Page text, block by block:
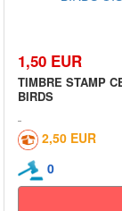
1,50 EUR
TIMBRE STAMP
BIRDS
2,50 EUR
0